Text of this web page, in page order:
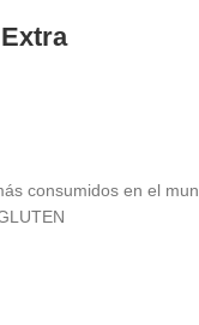
consumidos en el